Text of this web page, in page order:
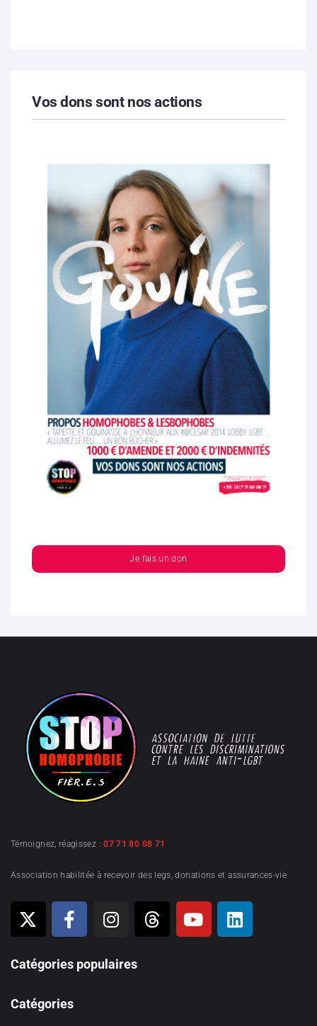
Vos dons sont nos actions
Je fais un don
Témoignez, réagissez :07 71 80 08 71
Association habilitée à recevoir des legs, donations et assurances-vie
Catégories populaires
Catégories